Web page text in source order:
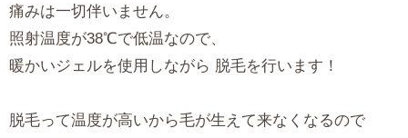
痛みは一切伴いません。
照射温度が38℃で低温なので、
暖かいジェルを使用しながら 脱毛を行います！
脱毛って温度が高いから毛が生えて来なくなるので